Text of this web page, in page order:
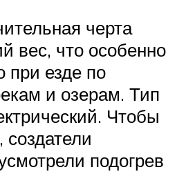
черта
вес, что особенно
при езде по
и озерам. Тип
Чтобы
подогрев